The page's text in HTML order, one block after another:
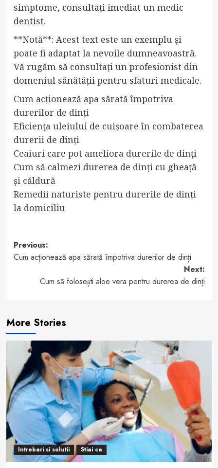
simptome, consultați imediat un medic
dentist.
**Notă**: Acest text este un exemplu și
poate fi adaptat la nevoile dumneavoastră.
Vă rugăm să consultați un profesionist din
domeniul sănătății pentru sfaturi medicale.
Cum acționează apa sărată împotriva
durerilor de dinți
Eficiența uleiului de cuișoare în combaterea
durerii de dinți
Ceaiuri care pot ameliora durerile de dinți
Cum să calmezi durerea de dinți cu gheață
și căldură
Remedii naturiste pentru durerile de dinți
la domiciliu
Post
navigation
Previous:
Cum acționează apa sărată împotriva durerilor de dinți
Next:
Cum să folosești aloe vera pentru durerea de dinți
More Stories
Intrebari si solutii Stiai ca